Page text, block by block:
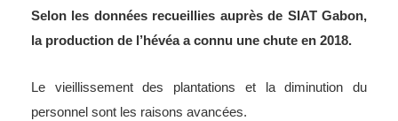
Selon les données recueillies auprès de SIAT Gabon,
la production de l’hévéa a connu une chute en 2018.
Le vieillissement des plantations et la diminution du
personnel sont les raisons avancées.